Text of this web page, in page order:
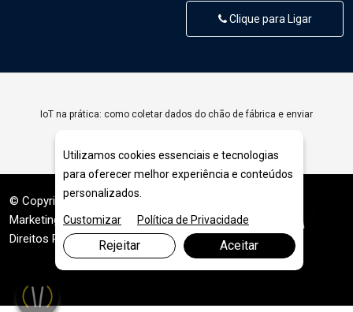
Clique para Ligar
IoT na prática: como coletar dados do chão de fábrica e enviar
© Copyright 2026. DIVIA
Marketing Digital. Todos os
Direitos Reservados
Utilizamos cookies essenciais e tecnologias
para oferecer melhor experiência e conteúdos
personalizados.
Customizar Política de Privacidade
Rejeitar Aceitar